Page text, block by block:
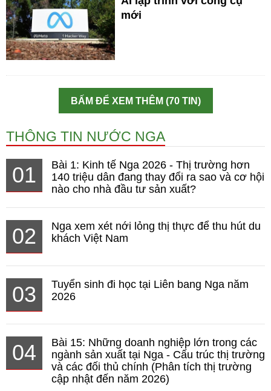
mới
BẤM ĐỂ XEM THÊM (70 TIN)
THÔNG TIN NƯỚC NGA
01
Bài 1: Kinh tế Nga 2026 - Thị trường hơn
140 triệu dân đang thay đổi ra sao và cơ hội
nào cho nhà đầu tư sản xuất?
02
Nga xem xét nới lỏng thị thực để thu hút du
khách Việt Nam
03
Tuyển sinh đi học tại Liên bang Nga năm
2026
04
Bài 15: Những doanh nghiệp lớn trong các
ngành sản xuất tại Nga - Cấu trúc thị trường
và các đối thủ chính (Phân tích thị trường
cập nhật đến năm 2026)